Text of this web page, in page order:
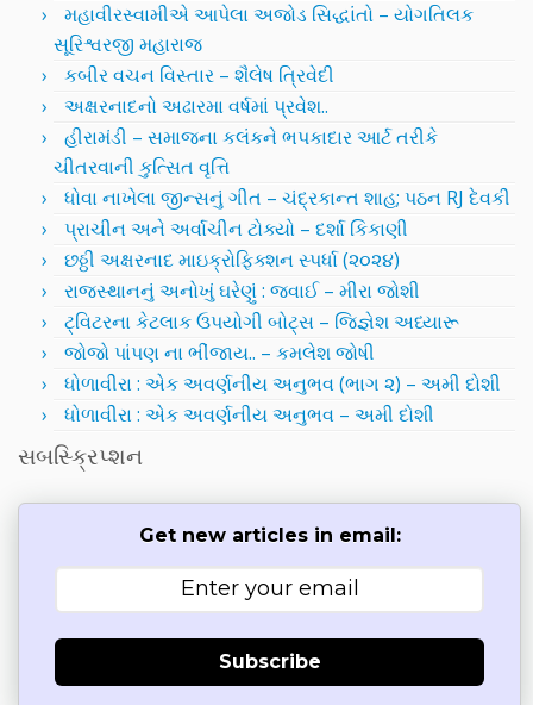
મહાવીરસ્વામીએ આપેલા અજોડ સિદ્ધાંતો – યોગતિલક
સૂરિશ્વરજી મહારાજ
કબીર વચન વિસ્તાર – શૈલેષ ત્રિવેદી
અક્ષરનાદનો અઢારમા વર્ષમાં પ્રવેશ..
હીરામંડી – સમાજના કલંકને ભપકાદાર આર્ટ તરીકે
ચીતરવાની કુત્સિત વૃત્તિ
ધોવા નાખેલા જીન્સનું ગીત – ચંદ્રકાન્ત શાહ; પઠન RJ દેવકી
પ્રાચીન અને અર્વાચીન ટોક્યો – દર્શા કિકાણી
છઠ્ઠી અક્ષરનાદ માઇક્રોફિક્શન સ્પર્ધા (૨૦૨૪)
રાજસ્થાનનું અનોખું ઘરેણું : જવાઈ – મીરા જોશી
ટ્વિટરના કેટલાક ઉપયોગી બોટ્સ – જિજ્ઞેશ અધ્યારૂ
જોજો પાંપણ ના ભીંજાય.. – કમલેશ જોષી
ધોળાવીરા : એક અવર્ણનીય અનુભવ (ભાગ ૨) – અમી દોશી
ધોળાવીરા : એક અવર્ણનીય અનુભવ – અમી દોશી
સબસ્ક્રિપ્શન
Get new articles in email:
Subscribe